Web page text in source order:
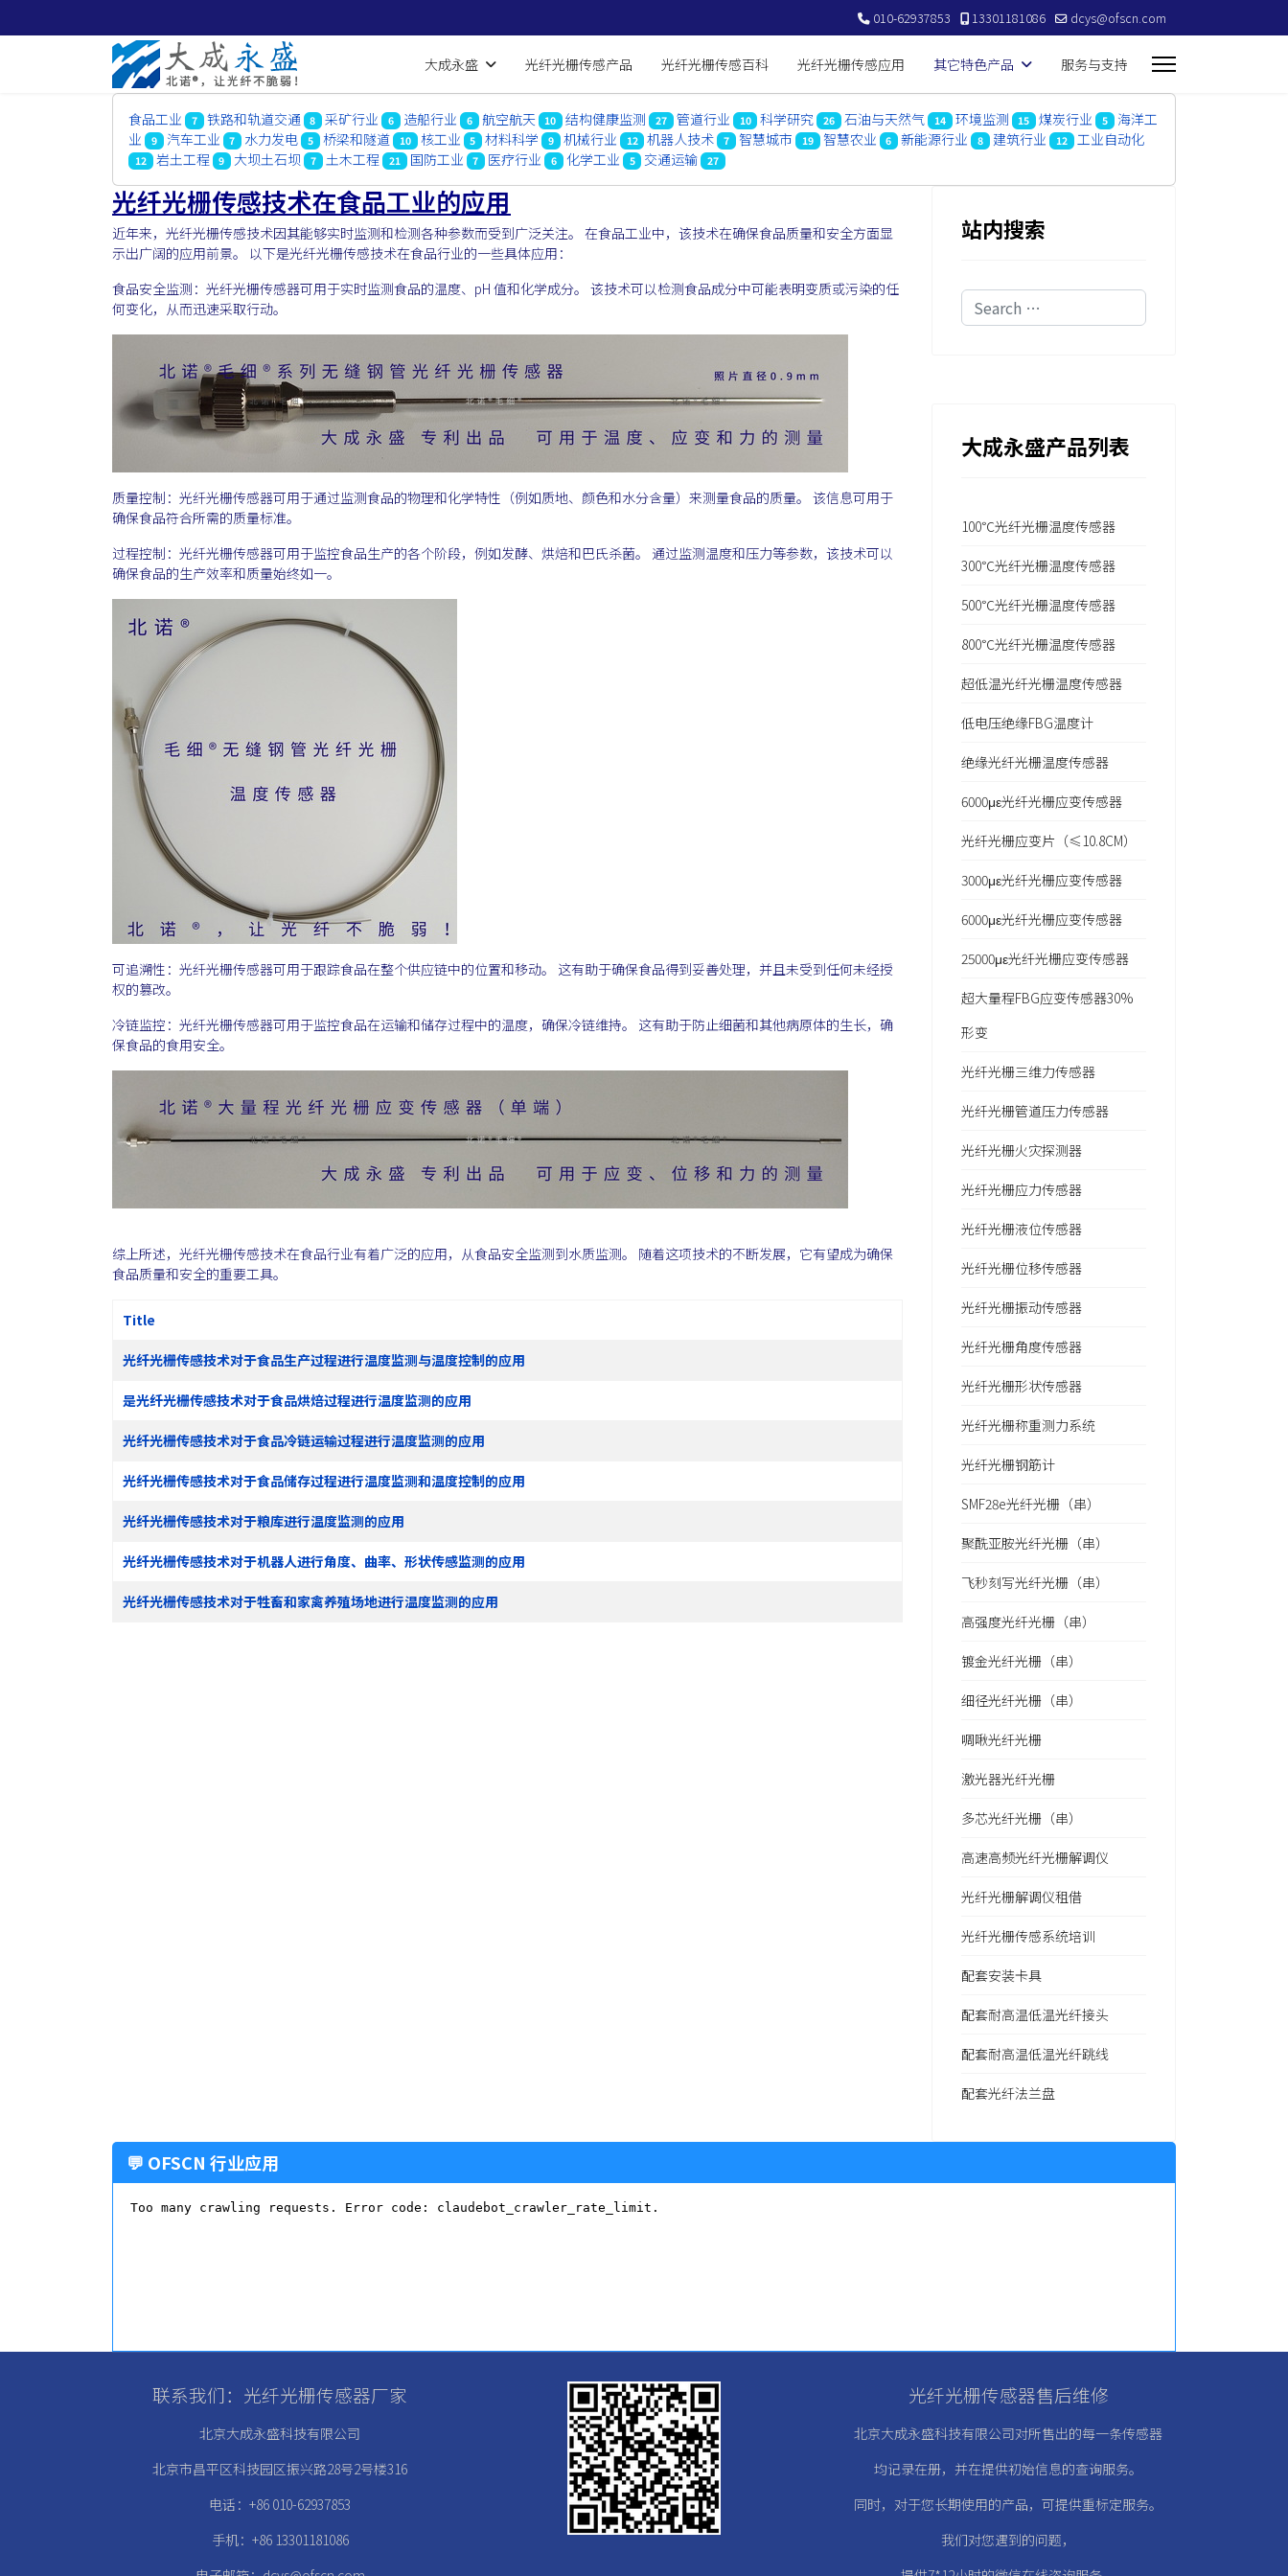
010-62937853 13301181086 dcys@ofscn.com
大成永盛 光纤光栅传感产品 光纤光栅传感百科 光纤光栅传感应用 其它特色产品 服务与支持
食品工业 7 铁路和轨道交通 8 采矿行业 6 造船行业 6 航空航天 10 结构健康监测 27 管道行业 10 科学研究 26 石油与天然气 14 环境监测 15 煤炭行业 5
海洋工
业
9 汽车工业 7 水力发电 5 桥梁和隧道 10 核工业 5 材料科学 9 机械行业 12 机器人技术 7 智慧城市 19 智慧农业 6 新能源行业 8 建筑行业 12 工业自动化
12 岩土工程 9 大坝土石坝 7 土木工程 21 国防工业 7 医疗行业 6 化学工业 5 交通运输 27
光纤光栅传感技术在食品工业的应用
近年来，光纤光栅传感技术因其能够实时监测和检测各种参数而受到广泛关注。 在食品工业中，该技术在确保食品质量和安全方面显
示出广阔的应用前景。 以下是光纤光栅传感技术在食品行业的一些具体应用：
食品安全监测：光纤光栅传感器可用于实时监测食品的温度、pH 值和化学成分。 该技术可以检测食品成分中可能表明变质或污染的任
何变化，从而迅速采取行动。
质量控制：光纤光栅传感器可用于通过监测食品的物理和化学特性（例如质地、颜色和水分含量）来测量食品的质量。 该信息可用于
确保食品符合所需的质量标准。
过程控制：光纤光栅传感器可用于监控食品生产的各个阶段，例如发酵、烘焙和巴氏杀菌。 通过监测温度和压力等参数，该技术可以
确保食品的生产效率和质量始终如一。
可追溯性：光纤光栅传感器可用于跟踪食品在整个供应链中的位置和移动。 这有助于确保食品得到妥善处理，并且未受到任何未经授
权的篡改。
冷链监控：光纤光栅传感器可用于监控食品在运输和储存过程中的温度，确保冷链维持。 这有助于防止细菌和其他病原体的生长，确
保食品的食用安全。
综上所述，光纤光栅传感技术在食品行业有着广泛的应用，从食品安全监测到水质监测。 随着这项技术的不断发展，它有望成为确保
食品质量和安全的重要工具。
Title
光纤光栅传感技术对于食品生产过程进行温度监测与温度控制的应用
是光纤光栅传感技术对于食品烘焙过程进行温度监测的应用
光纤光栅传感技术对于食品冷链运输过程进行温度监测的应用
光纤光栅传感技术对于食品储存过程进行温度监测和温度控制的应用
光纤光栅传感技术对于粮库进行温度监测的应用
光纤光栅传感技术对于机器人进行角度、曲率、形状传感监测的应用
光纤光栅传感技术对于牲畜和家禽养殖场地进行温度监测的应用
站内搜索
Search
大成永盛产品列表
100℃光纤光栅温度传感器
300℃光纤光栅温度传感器
500℃光纤光栅温度传感器
800℃光纤光栅温度传感器
超低温光纤光栅温度传感器
低电压绝缘FBG温度计
绝缘光纤光栅温度传感器
6000με光纤光栅应变传感器
光纤光栅应变片（≤10.8CM）
3000με光纤光栅应变传感器
6000με光纤光栅应变传感器
25000με光纤光栅应变传感器
超大量程FBG应变传感器30%
形变
光纤光栅三维力传感器
光纤光栅管道压力传感器
光纤光栅火灾探测器
光纤光栅应力传感器
光纤光栅液位传感器
光纤光栅位移传感器
光纤光栅振动传感器
光纤光栅角度传感器
光纤光栅形状传感器
光纤光栅称重测力系统
光纤光栅钢筋计
SMF28e光纤光栅（串）
聚酰亚胺光纤光栅（串）
飞秒刻写光纤光栅（串）
高强度光纤光栅（串）
镀金光纤光栅（串）
细径光纤光栅（串）
啁啾光纤光栅
激光器光纤光栅
多芯光纤光栅（串）
高速高频光纤光栅解调仪
光纤光栅解调仪租借
光纤光栅传感系统培训
配套安装卡具
配套耐高温低温光纤接头
配套耐高温低温光纤跳线
配套光纤法兰盘
💬 OFSCN 行业应用
联系我们：光纤光栅传感器厂家
北京大成永盛科技有限公司
北京市昌平区科技园区振兴路28号2号楼316
电话：+86 010-62937853
手机：+86 13301181086
光纤光栅传感器售后维修
北京大成永盛科技有限公司对所售出的每一条传感器
均记录在册， 并在提供初始信息的查询服务。
同时，对于您长期使用的产品，可提供重标定服务。
我们对您遇到的问题，